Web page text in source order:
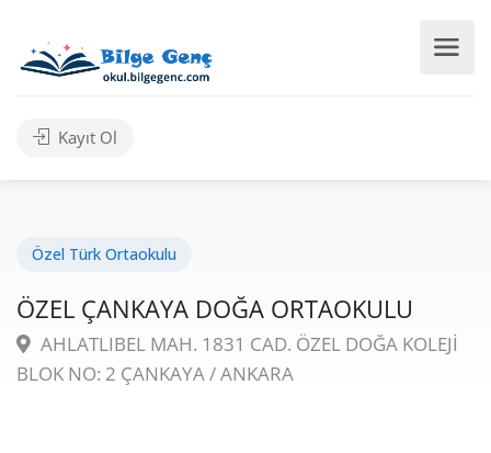
Kayıt Ol
Özel Türk Ortaokulu
ÖZEL ÇANKAYA DOĞA ORTAOKULU
AHLATLIBEL MAH. 1831 CAD. ÖZEL DOĞA KOLEJİ
BLOK NO: 2 ÇANKAYA / ANKARA